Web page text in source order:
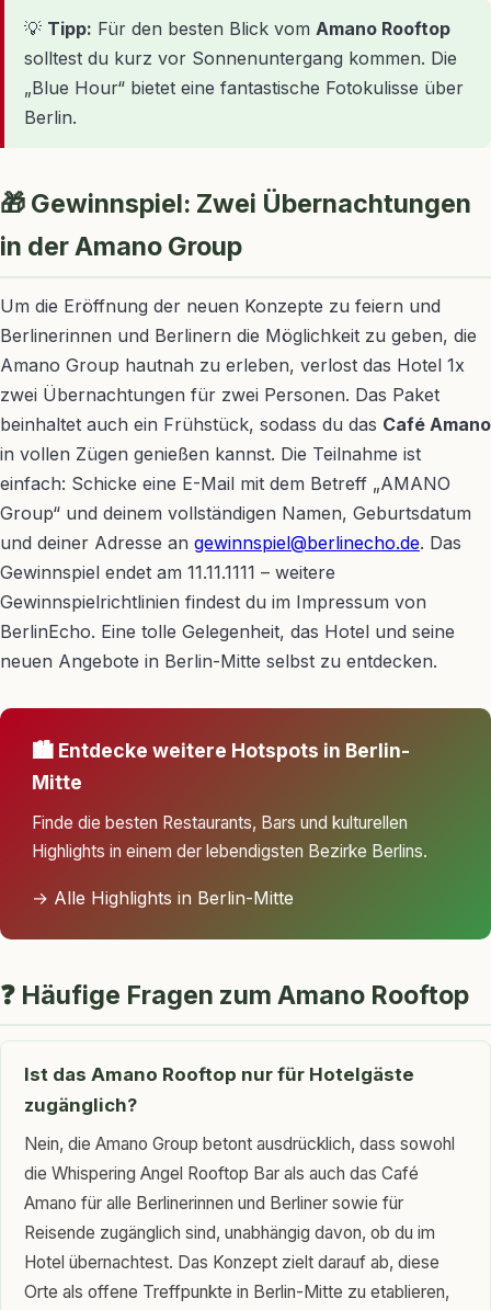
💡 Tipp: Für den besten Blick vom Amano Rooftop
solltest du kurz vor Sonnenuntergang kommen. Die
„Blue Hour“ bietet eine fantastische Fotokulisse über
Berlin.
🎁 Gewinnspiel: Zwei Übernachtungen
in der Amano Group
Um die Eröffnung der neuen Konzepte zu feiern und
Berlinerinnen und Berlinern die Möglichkeit zu geben, die
Amano Group hautnah zu erleben, verlost das Hotel 1x
zwei Übernachtungen für zwei Personen. Das Paket
beinhaltet auch ein Frühstück, sodass du das Café Amano
in vollen Zügen genießen kannst. Die Teilnahme ist
einfach: Schicke eine E-Mail mit dem Betreff „AMANO
Group“ und deinem vollständigen Namen, Geburtsdatum
und deiner Adresse an gewinnspiel@berlinecho.de. Das
Gewinnspiel endet am 11.11.1111 – weitere
Gewinnspielrichtlinien findest du im Impressum von
BerlinEcho. Eine tolle Gelegenheit, das Hotel und seine
neuen Angebote in Berlin-Mitte selbst zu entdecken.
🏙️ Entdecke weitere Hotspots in Berlin-
Mitte
Finde die besten Restaurants, Bars und kulturellen
Highlights in einem der lebendigsten Bezirke Berlins.
→ Alle Highlights in Berlin-Mitte
❓ Häufige Fragen zum Amano Rooftop
Ist das Amano Rooftop nur für Hotelgäste
zugänglich?
Nein, die Amano Group betont ausdrücklich, dass sowohl
die Whispering Angel Rooftop Bar als auch das Café
Amano für alle Berlinerinnen und Berliner sowie für
Reisende zugänglich sind, unabhängig davon, ob du im
Hotel übernachtest. Das Konzept zielt darauf ab, diese
Orte als offene Treffpunkte in Berlin-Mitte zu etablieren,